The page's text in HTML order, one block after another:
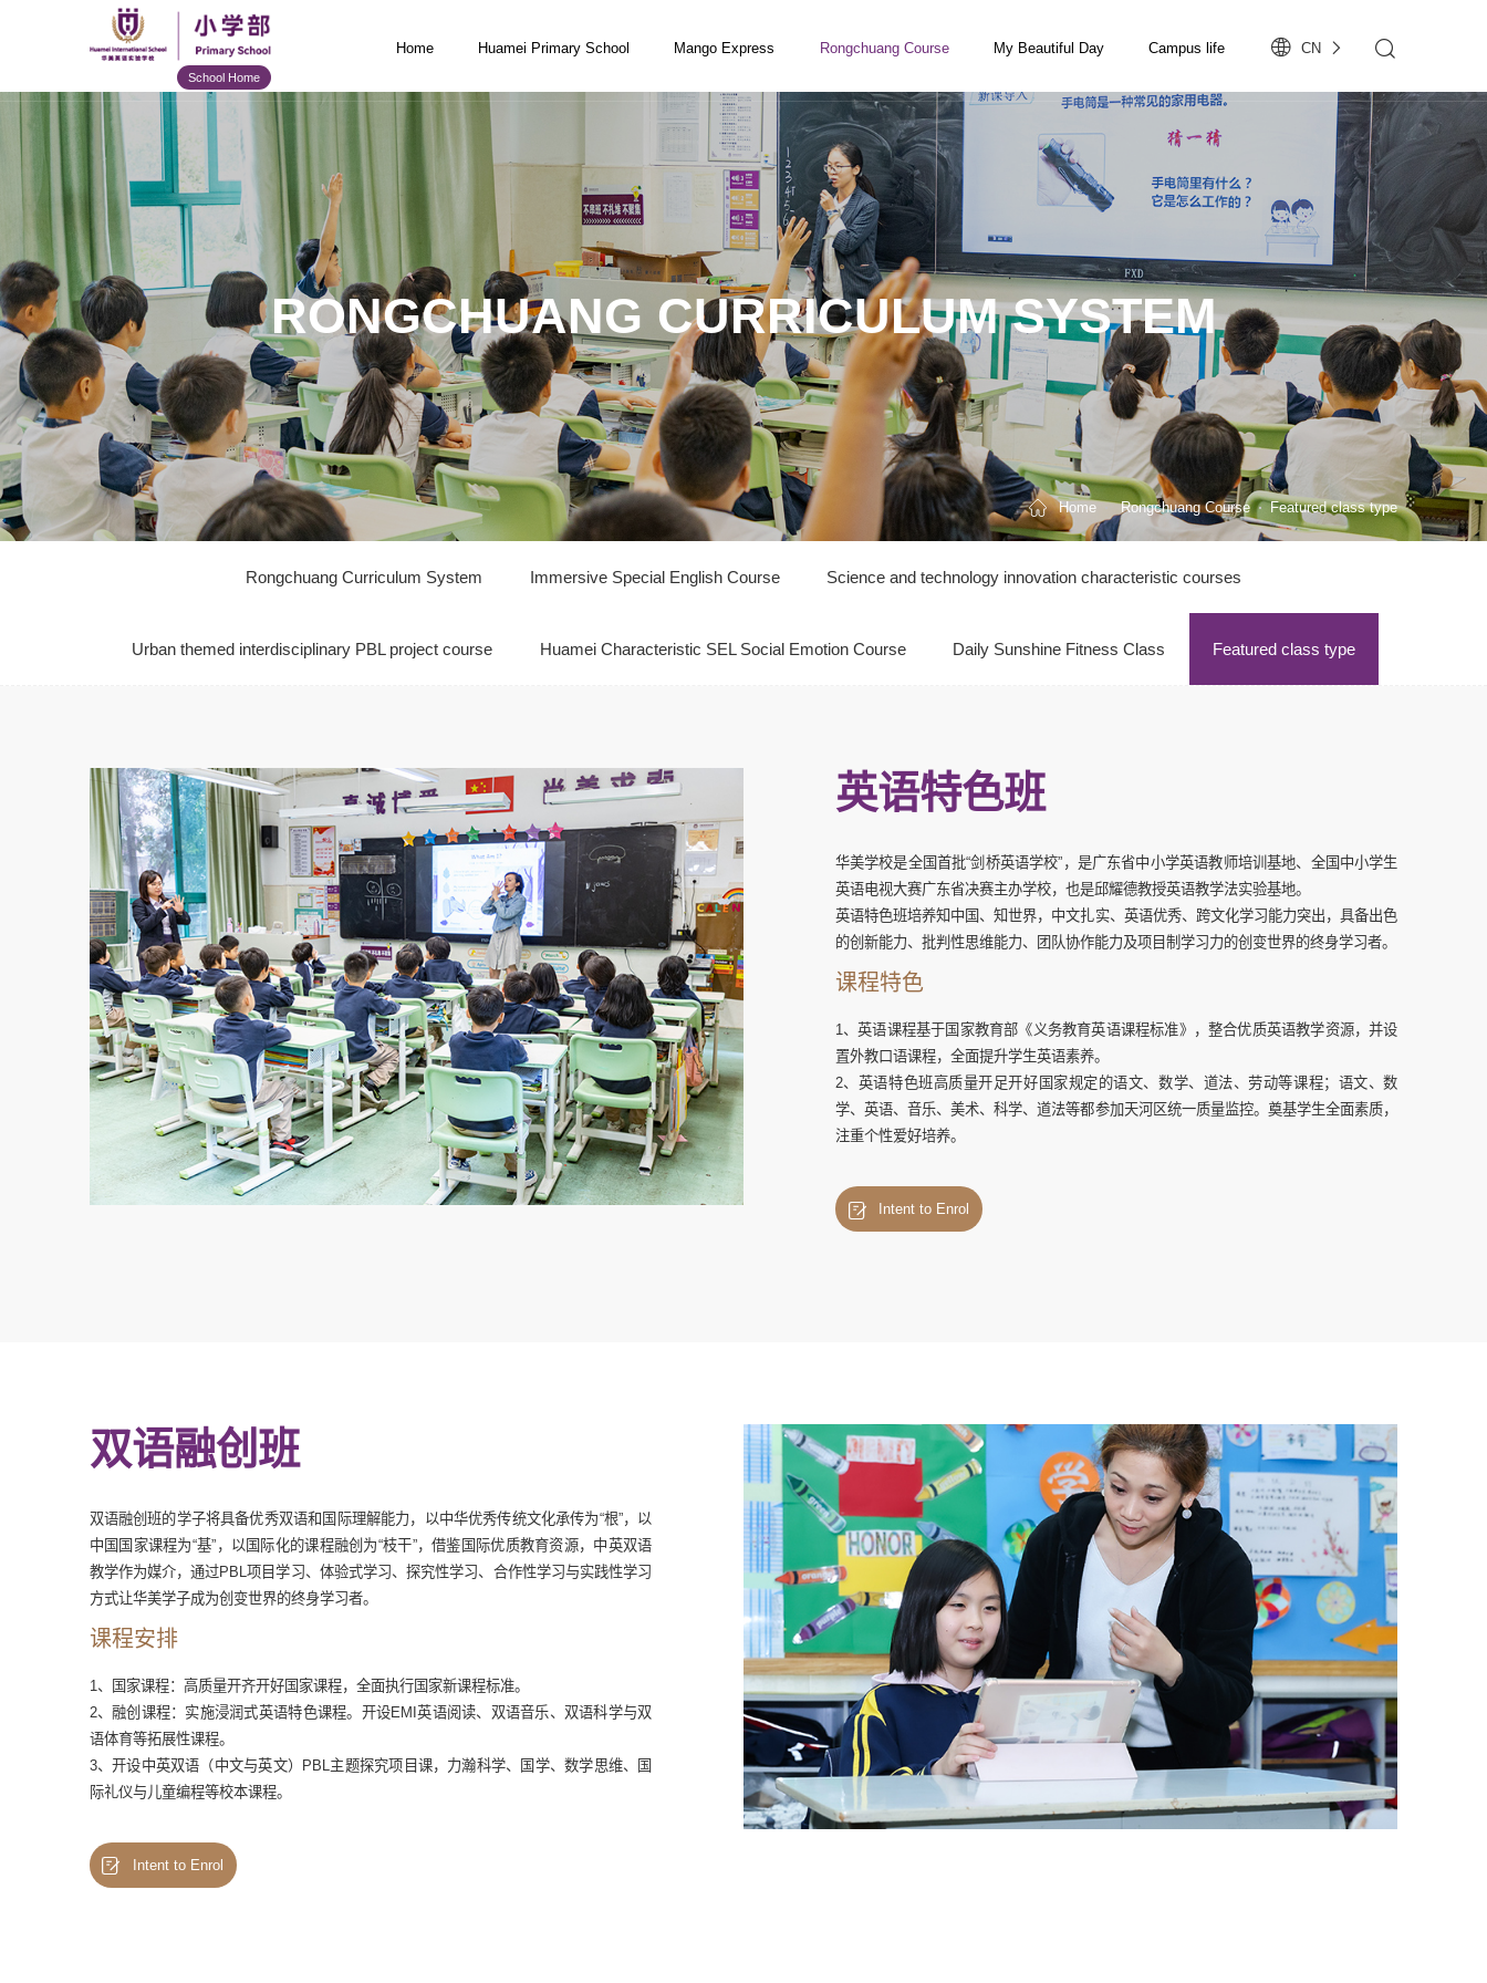
School Home
Home Huamei Primary School Mango Express Rongchuang Course My Beautiful Day Campus life CN
RONGCHUANG CURRICULUM SYSTEM
Rongchuang Curriculum System Immersive Special English Course Science and technology innovation characteristic courses
Urban themed interdisciplinary PBL project course Huamei Characteristic SEL Social Emotion Course Daily Sunshine Fitness Class Featured class type
Home Rongchuang Course Featured class type
英语特色班
华美学校是全国首批“剑桥英语学校”，是广东省中小学英语教师培训基地、全国中小学生
英语电视大赛广东省决赛主办学校，也是邱耀德教授英语教学法实验基地。
英语特色班培养知中国、知世界，中文扎实、英语优秀、跨文化学习能力突出，具备出色
的创新能力、批判性思维能力、团队协作能力及项目制学习力的创变世界的终身学习者。
课程特色
1、英语课程基于国家教育部《义务教育英语课程标准》，整合优质英语教学资源，并设
置外教口语课程，全面提升学生英语素养。
2、英语特色班高质量开足开好国家规定的语文、数学、道法、劳动等课程；语文、数
学、英语、音乐、美术、科学、道法等都参加天河区统一质量监控。奠基学生全面素质，
注重个性爱好培养。
Intent to Enrol
双语融创班
双语融创班的学子将具备优秀双语和国际理解能力，以中华优秀传统文化承传为“根”，以
中国国家课程为“基”，以国际化的课程融创为“枝干”，借鉴国际优质教育资源，中英双语
教学作为媒介，通过PBL项目学习、体验式学习、探究性学习、合作性学习与实践性学习
方式让华美学子成为创变世界的终身学习者。
课程安排
1、国家课程：高质量开齐开好国家课程，全面执行国家新课程标准。
2、融创课程：实施浸润式英语特色课程。开设EMI英语阅读、双语音乐、双语科学与双
语体育等拓展性课程。
3、开设中英双语（中文与英文）PBL主题探究项目课，力瀚科学、国学、数学思维、国
际礼仪与儿童编程等校本课程。
Intent to Enrol